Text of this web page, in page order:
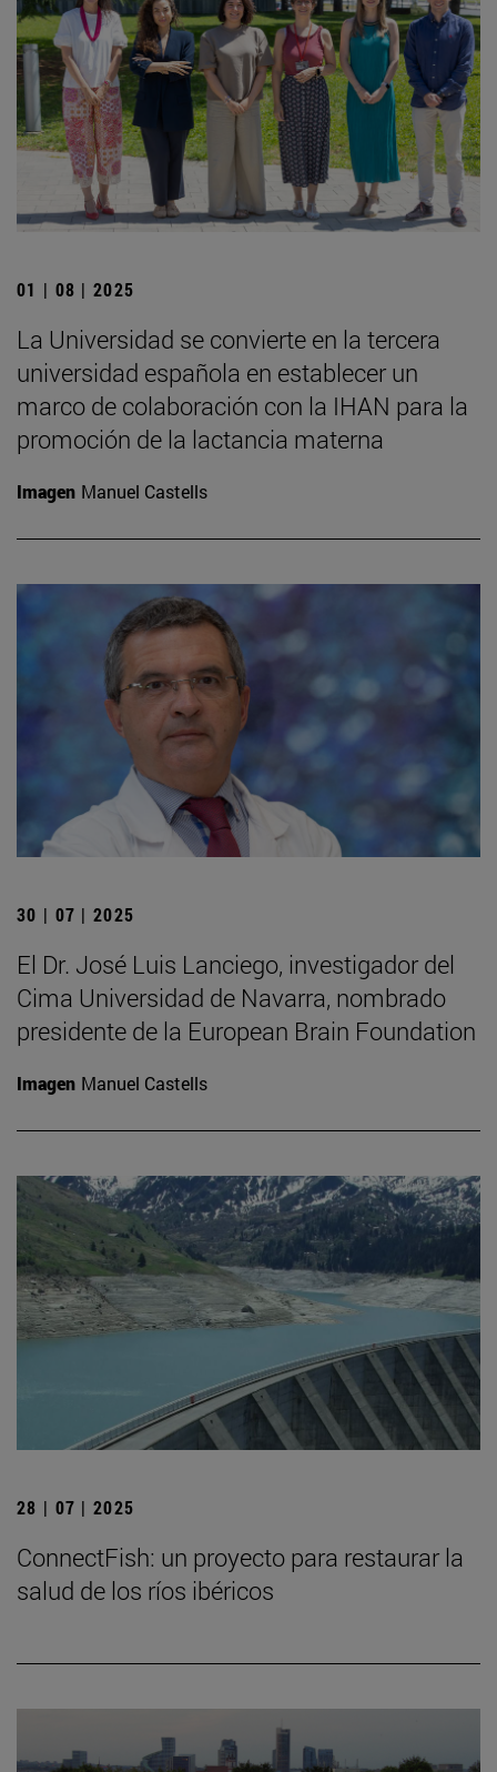
01 | 08 | 2025
La Universidad se convierte en la tercera
universidad española en establecer un
marco de colaboración con la IHAN para la
promoción de la lactancia materna
Imagen Manuel Castells
30 | 07 | 2025
El Dr. José Luis Lanciego, investigador del
Cima Universidad de Navarra, nombrado
presidente de la European Brain Foundation
Imagen Manuel Castells
28 | 07 | 2025
ConnectFish: un proyecto para restaurar la
salud de los ríos ibéricos